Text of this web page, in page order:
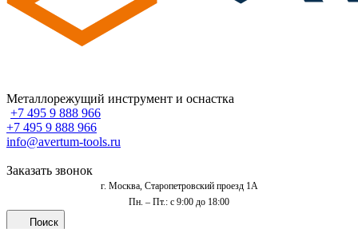
Металлорежущий инструмент и оснастка
+7 495 9 888 966
+7 495 9 888 966
info@avertum-tools.ru
Заказать звонок
г. Москва, Старопетровский проезд 1А
Пн. – Пт.: с 9:00 до 18:00
Поиск